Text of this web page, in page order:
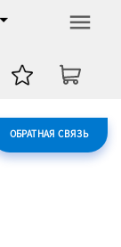
ОБРАТНАЯ СВЯЗЬ